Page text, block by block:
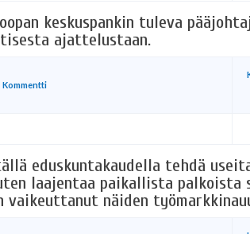
keskuspankin tuleva
ajattelustaan.
Kommentti
eduskuntakaudella tehdä
laajentaa paikallista palkoista
vaikeuttanut näiden